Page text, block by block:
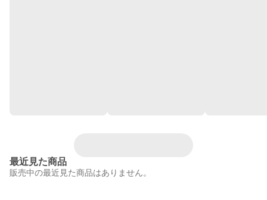
最近見た商品
販売中の最近見た商品はありません。